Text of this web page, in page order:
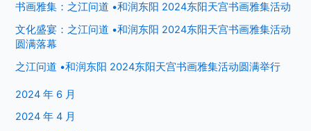
书画雅集：之江问道 •和润东阳 2024东阳天宫书画雅集活动
文化盛宴：之江问道 •和润东阳 2024东阳天宫书画雅集活动
圆满落幕
之江问道 •和润东阳 2024东阳天宫书画雅集活动圆满举行
2024 年 6 月
2024 年 4 月